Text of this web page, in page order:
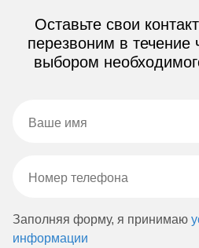
Оставьте свои
перезвоним в
выбором
Заполняя форму, я принимаю
информации